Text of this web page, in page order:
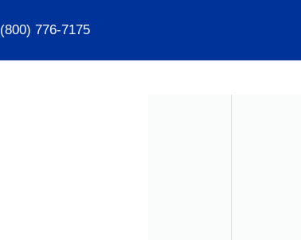
(800) 776-7175